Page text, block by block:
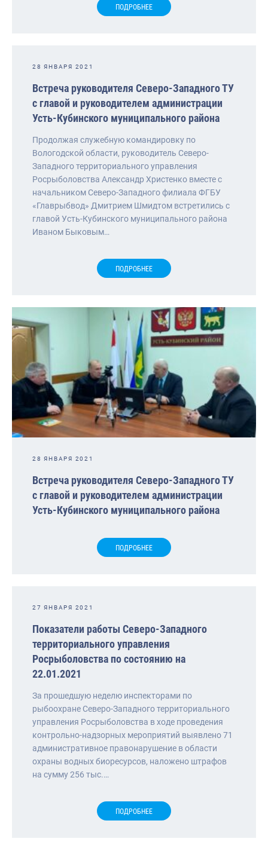
ПОДРОБНЕЕ
28 ЯНВАРЯ 2021
Встреча руководителя Северо-Западного ТУ
с главой и руководителем администрации
Усть-Кубинского муниципального района
Продолжая служебную командировку по
Вологодской области, руководитель Северо-
Западного территориального управления
Росрыболовства Александр Христенко вместе с
начальником Северо-Западного филиала ФГБУ
«Главрыбвод» Дмитрием Шмидтом встретились с
главой Усть-Кубинского муниципального района
Иваном Быковым…
ПОДРОБНЕЕ
28 ЯНВАРЯ 2021
Встреча руководителя Северо-Западного ТУ
с главой и руководителем администрации
Усть-Кубинского муниципального района
ПОДРОБНЕЕ
27 ЯНВАРЯ 2021
Показатели работы Северо-Западного
территориального управления
Росрыболовства по состоянию на
22.01.2021
За прошедшую неделю инспекторами по
рыбоохране Северо-Западного территориального
управления Росрыболовства в ходе проведения
контрольно-надзорных мероприятий выявлено 71
административное правонарушение в области
охраны водных биоресурсов, наложено штрафов
на сумму 256 тыс.…
ПОДРОБНЕЕ